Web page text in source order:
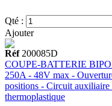
Qté :
Ajouter
Réf200085D
COUPE-BATTERIE
250A - 48V max -
positions - Circuit
thermoplastique